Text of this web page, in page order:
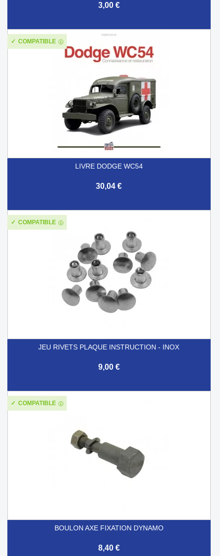
3,00 €
LIVRE DODGE WC54
30,04 €
COMPATIBLE
JEU RIVETS PLAQUE INSTRUCTION - INOX
9,00 €
COMPATIBLE
BOULON AXE FIXATION DYNAMO
8,40 €
COMPATIBLE